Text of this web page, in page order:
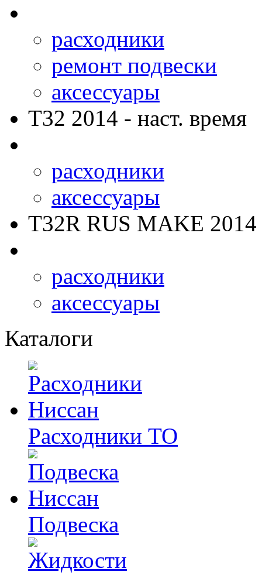
расходники
ремонт подвески
аксессуары
T32 2014 - наст. время
расходники
аксессуары
T32R RUS MAKE 2014
расходники
аксессуары
Каталоги
Расходники ТО
Подвеска